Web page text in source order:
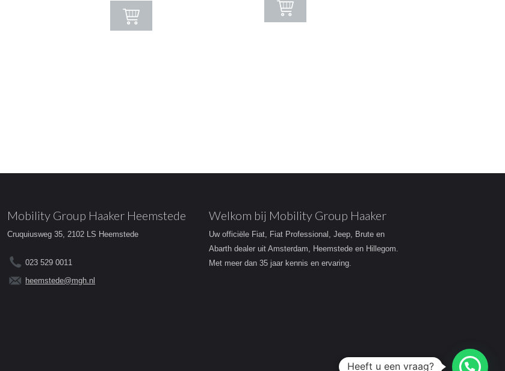
Mobility Group Haaker Heemstede
Cruquiusweg 35, 2102 LS Heemstede
023 529 0011
heemstede@mgh.nl
Welkom bij Mobility Group Haaker
Uw officiële Fiat, Fiat Professional, Jeep, Brute en
Abarth dealer uit Amsterdam, Heemstede en Hillegom.
Met meer dan 35 jaar kennis en ervaring.
Heeft u een vraag?